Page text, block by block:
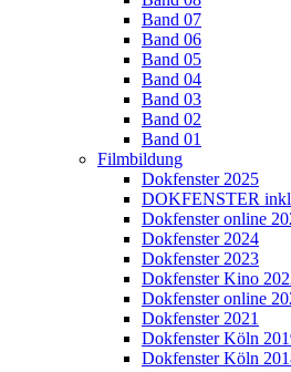
Band 07
Band 06
Band 05
Band 04
Band 03
Band 02
Band 01
Filmbildung
Dokfenster 2025
DOKFENSTER
Dokfenster online
Dokfenster 2024
Dokfenster 2023
Dokfenster Kino
Dokfenster online
Dokfenster 2021
Dokfenster Köln
Dokfenster Köln